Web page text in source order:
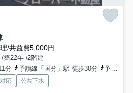
/共益費5,000円
/築22年 /2階建
分
予讃線「国分」駅 徒歩30分 予讃線「讃岐府中」駅 徒歩52分
応 公共下水